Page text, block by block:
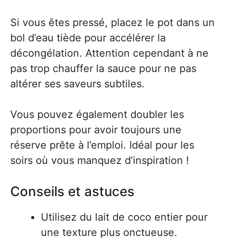
Si vous êtes pressé, placez le pot dans un
bol d’eau tiède pour accélérer la
décongélation. Attention cependant à ne
pas trop chauffer la sauce pour ne pas
altérer ses saveurs subtiles.
Vous pouvez également doubler les
proportions pour avoir toujours une
réserve prête à l’emploi. Idéal pour les
soirs où vous manquez d’inspiration !
Conseils et astuces
Utilisez du lait de coco entier pour
une texture plus onctueuse.